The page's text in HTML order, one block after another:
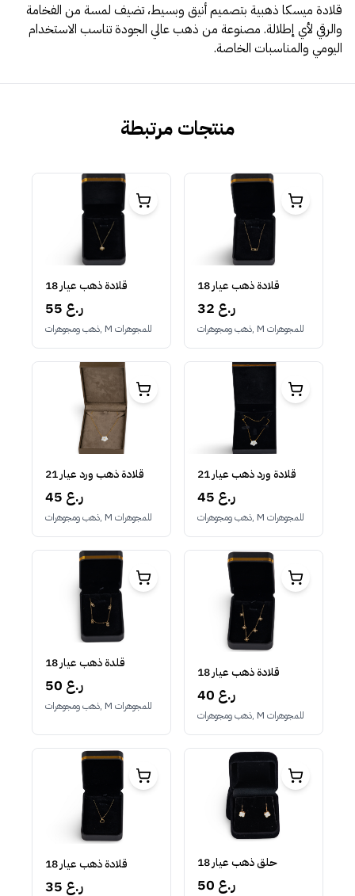
قلادة ميسكا ذهبية بتصميم أنيق وبسيط، تضيف لمسة من الفخامة
والرقي لأي إطلالة. مصنوعة من ذهب عالي الجودة تناسب الاستخدام
اليومي والمناسبات الخاصة.
منتجات مرتبطة
قلادة ذهب عيار 18
55 ر.ع
ذهب ومجوهرات, M للمجوهرات
قلادة ذهب عيار 18
32 ر.ع
ذهب ومجوهرات, M للمجوهرات
قلادة ذهب ورد عيار 21
45 ر.ع
ذهب ومجوهرات, M للمجوهرات
قلادة ورد ذهب عيار 21
45 ر.ع
ذهب ومجوهرات, M للمجوهرات
قلدة ذهب عيار 18
50 ر.ع
ذهب ومجوهرات, M للمجوهرات
قلادة ذهب عيار 18
40 ر.ع
ذهب ومجوهرات, M للمجوهرات
قلادة ذهب عيار 18
35 ر.ع
حلق ذهب عيار 18
50 ر.ع